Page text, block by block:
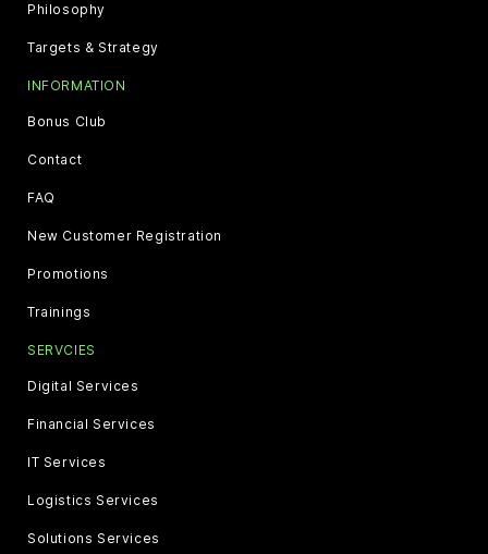
Philosophy
Targets & Strategy
INFORMATION
Bonus Club
Contact
FAQ
New Customer Registration
Promotions
Trainings
SERVCIES
Digital Services
Financial Services
IT Services
Logistics Services
Solutions Services